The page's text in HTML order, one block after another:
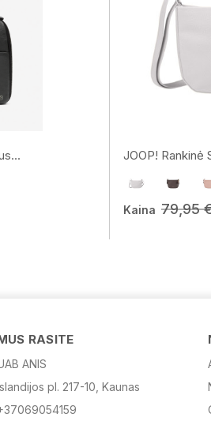
JOOP! Rankinė
Kaina 79,95
RASITE
ANIS
pl. 217-10, Kaunas